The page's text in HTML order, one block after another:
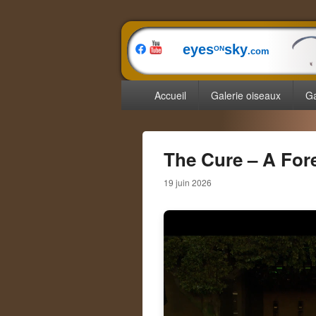
eyesONsky.com
principalAccueil Galerie oiseaux
The Cure – A
19 juin 2026